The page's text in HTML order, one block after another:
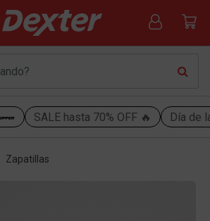
SALE hasta 70% OFF 🔥 Día de
Zapatillas